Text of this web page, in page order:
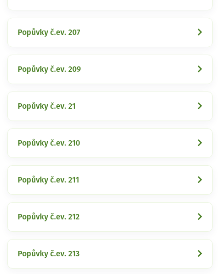
Popůvky č.ev. 207
Popůvky č.ev. 209
Popůvky č.ev. 21
Popůvky č.ev. 210
Popůvky č.ev. 211
Popůvky č.ev. 212
Popůvky č.ev. 213